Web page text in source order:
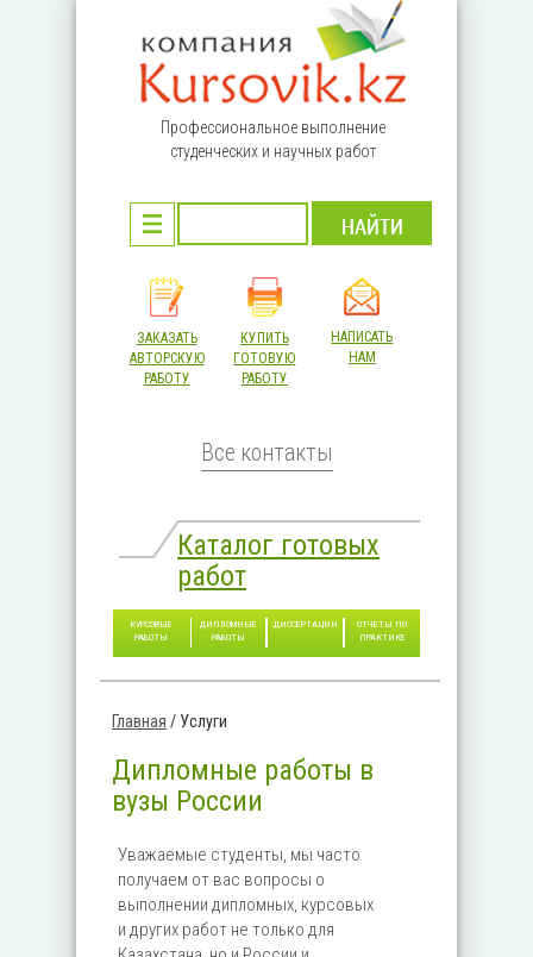
Профессиональное выполнение
студенческих и научных работ
ЗАКАЗАТЬ
АВТОРСКУЮ
РАБОТУ
КУПИТЬ
ГОТОВУЮ
РАБОТУ
НАПИСАТЬ
НАМ
Все контакты
Каталог готовых
работ
КУРСОВЫЕ
РАБОТЫ
ДИПЛОМНЫЕ
РАБОТЫ
ДИССЕРТАЦИИ
ОТЧЕТЫ ПО
ПРАКТИКЕ
Главная / Услуги
Дипломные работы в
вузы России
Уважаемые студенты, мы часто
получаем от вас вопросы о
выполнении дипломных, курсовых
и других работ не только для